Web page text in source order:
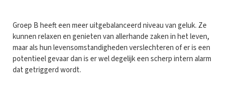
Groep B heeft een meer uitgebalanceerd niveau van geluk. Ze
kunnen relaxen en genieten van allerhande zaken in het leven,
maar als hun levensomstandigheden verslechteren of er is een
potentieel gevaar dan is er wel degelijk een scherp intern alarm
dat getriggerd wordt.